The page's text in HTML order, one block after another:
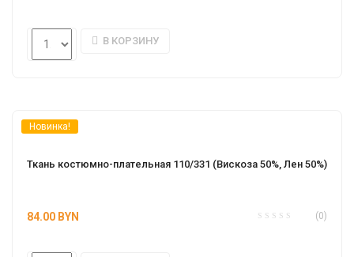
В КОРЗИНУ
Новинка!
Ткань костюмно-плательная 110/331 (Вискоза 50%, Лен 50%)
(0)
84.00 BYN